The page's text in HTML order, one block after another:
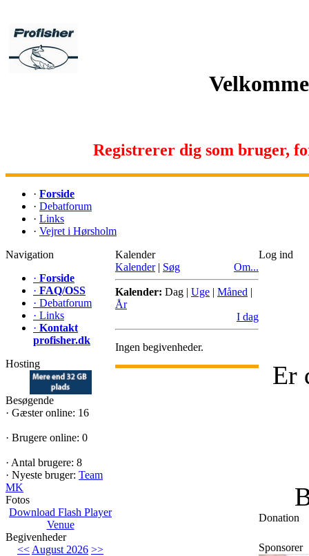
Registrerer dig som bruger,
· Forside
· Debatforum
· Links
· Vejret i Hørsholm
Navigation
· Forside
· FAQ/OSS
· Debatforum
· Links
· Kontakt
profisher.dk
Hosting
Besøgende
· Gæster online: 16
· Brugere online: 0
· Antal brugere: 8
· Nyeste bruger: Team
MK
Fotos
Download Flash Player
Venue
Begivenheder
<< August 2026 >>
Kalender
Kalender | Søg Om...
Kalender: Dag | Uge | Måned |
År
I dag
Ingen begivenheder.
Log ind
Er
Donation
Sponsorer